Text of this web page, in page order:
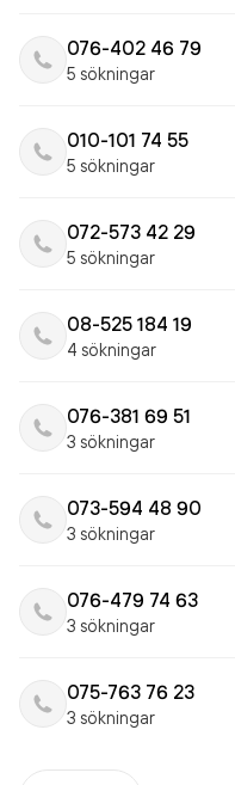
076-402 46 79
5 sökningar
010-101 74 55
5 sökningar
072-573 42 29
5 sökningar
08-525 184 19
4 sökningar
076-381 69 51
3 sökningar
073-594 48 90
3 sökningar
076-479 74 63
3 sökningar
075-763 76 23
3 sökningar